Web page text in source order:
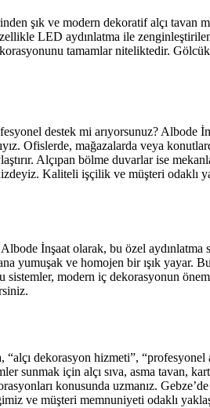
şık ve modern dekoratif alçı tavan
LED aydınlatma ile
tamamlar niteliktedir.
destek mi arıyorsunuz? Albode
Ofislerde, mağazalarda veya
Alçıpan bölme duvarlar ise
Kaliteli işçilik ve müşteri odaklı
İnşaat olarak, bu özel aydınlatma
yumuşak ve homojen bir ışık yayar.
modern iç dekorasyonun
dekorasyon hizmeti”, “profesyonel
sunmak için alçı sıva, asma tavan,
konusunda uzmanız.
ve müşteri memnuniyeti odaklı